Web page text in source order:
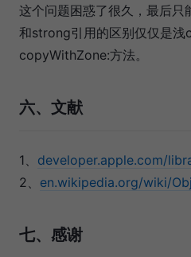
这个问题困惑了很久，最后
和strong引用的区别仅仅是
copyWithZone:方法。
六、文献
1、 developer.apple.com/
2、 en.wikipedia.org/wiki/
七、感谢